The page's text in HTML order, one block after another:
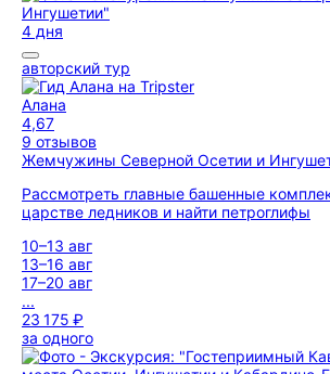
4 дня
авторский тур
Алана
4,67
9 отзывов
Жемчужины Северной Осетии и
Рассмотреть главные башенные
царстве ледников и найти петроглифы
10–13 авг
13–16 авг
17–20 авг
...
23 175 ₽
за одного